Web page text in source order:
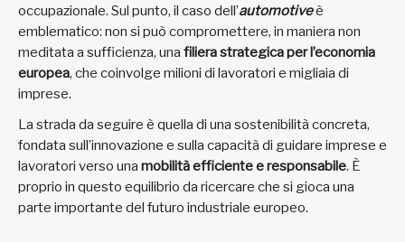
occupazionale. Sul punto, il caso dell’automotiveè
emblematico: non si può compromettere, in maniera non
meditata a sufficienza, una filiera strategica per l’economia
europea, che coinvolge milioni di lavoratori e migliaia di
imprese.
La strada da seguire è quella di una sostenibilità concreta,
fondata sull’innovazione e sulla capacità di guidare imprese e
lavoratori verso una mobilità efficiente e responsabile. È
proprio in questo equilibrio da ricercare che si gioca una
parte importante del futuro industriale europeo.